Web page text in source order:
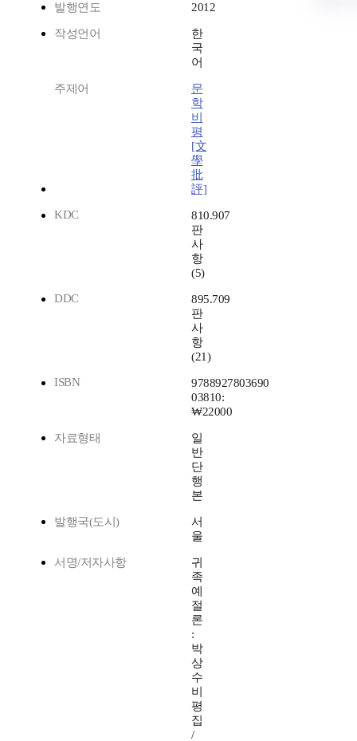
발행연도 2012
작성언어
한
국
어
주제어
문
학
비
평
[文
學
批
評]
KDC
810.907
판
사
항
(5)
DDC
895.709
판
사
항
(21)
ISBN
9788927803690
03810:
₩22000
자료형태
일
반
단
행
본
발행국(도시)
서
울
서명/저자사항
귀
족
예
절
론
:
박
상
수
비
평
집
/